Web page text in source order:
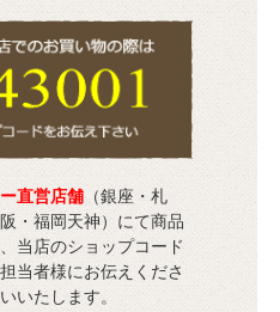
直営店舗 （銀座・札
・福岡天神）にて商品
当店のショップコード
当者様にお伝えくださ
いたします。